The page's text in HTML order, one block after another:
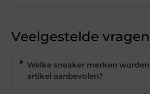
Veelgestelde vragen
Welke sneaker merken
artikel aanbevolen?